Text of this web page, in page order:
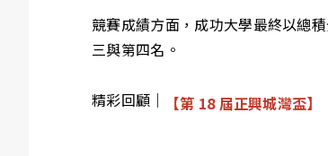
競賽成績方面，成功大學最終以總
三與第四名。
精彩回顧｜ 【第 18 屆正興城灣盃】